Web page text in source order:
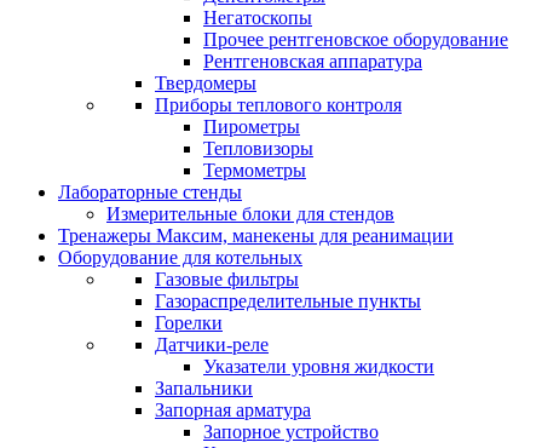
Негатоскопы
Прочее рентгеновское оборудование
Рентгеновская аппаратура
Твердомеры
Приборы теплового контроля
Пирометры
Тепловизоры
Термометры
Лабораторные стенды
Измерительные блоки для стендов
Тренажеры Максим, манекены для реанимации
Оборудование для котельных
Газовые фильтры
Газораспределительные пункты
Горелки
Датчики-реле
Указатели уровня жидкости
Запальники
Запорная арматура
Запорное устройство